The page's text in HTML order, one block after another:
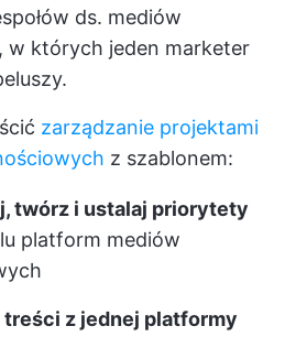
ds. mediów
w których jeden marketer
zarządzanie projektami
z szablonem:
twórz i ustalaj priorytety
platform mediów
z jednej platformy